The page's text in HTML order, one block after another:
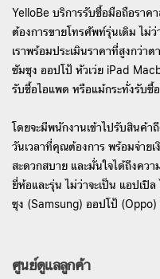
YelloBe บริการรับซื้อมือถือราค
ต้องการขายโทรศัพท์รุ่นเดิม ไม่
เราพร้อมประเมินราคาที่สูงกว่
ซัมซุง ออปโป้ หัวเว่ย iPad
รับซื้อไอแพด หรือแม้กระทั่งรับ
โดยจะมีพนักงานเข้าไปรับสินค้
วันเวลาที่คุณต้องการ พร้อมจ่าย
สะดวกสบาย และมั่นใจได้ถึงคว
ยี่ห้อและรุ่น ไม่ว่าจะเป็น แอปเปิ
ซุง (Samsung) ออปโป้
ศูนย์ดูแลลูกค้า